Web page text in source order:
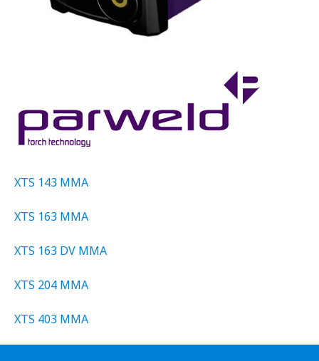
XTS 143 MMA
XTS 163 MMA
XTS 163 DV MMA
XTS 204 MMA
XTS 403 MMA